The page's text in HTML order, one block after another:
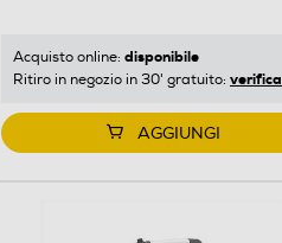
Acquisto online: disponibile
Ritiro in negozio in 30' gratuito: verifica
AGGIUNGI